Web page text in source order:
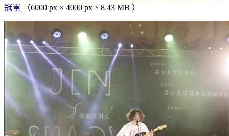
冠軍
（6000 px × 4000 px、8.43 MB ）